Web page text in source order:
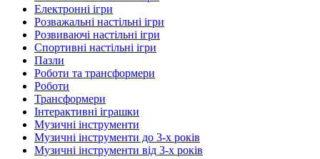
Електронні ігри
Розважальні настільні ігри
Розвиваючі настільні ігри
Спортивні настільні ігри
Пазли
Роботи та трансформери
Роботи
Трансформери
Інтерактивні іграшки
Музичні інструменти
Музичні інструменти до 3-х років
Музичні інструменти від 3-х років